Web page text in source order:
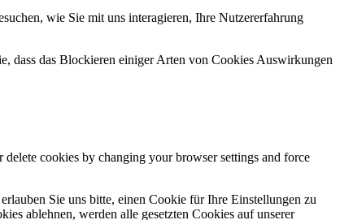
wie Sie mit uns interagieren, Ihre Nutzererfahrung
dass das Blockieren einiger Arten von Cookies Auswirkungen
cookies by changing your browser settings and force
Sie uns bitte, einen Cookie für Ihre Einstellungen zu
ablehnen, werden alle gesetzten Cookies auf unserer